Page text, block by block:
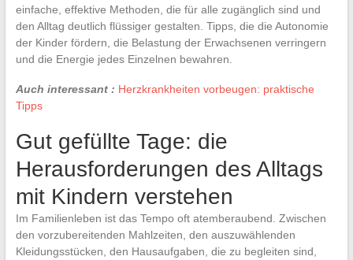
einfache, effektive Methoden, die für alle zugänglich sind und
den Alltag deutlich flüssiger gestalten. Tipps, die die Autonomie
der Kinder fördern, die Belastung der Erwachsenen verringern
und die Energie jedes Einzelnen bewahren.
Auch interessant : Herzkrankheiten vorbeugen: praktische
Tipps
Gut gefüllte Tage: die
Herausforderungen des Alltags
mit Kindern verstehen
Im Familienleben ist das Tempo oft atemberaubend. Zwischen
den vorzubereitenden Mahlzeiten, den auszuwählenden
Kleidungsstücken, den Hausaufgaben, die zu begleiten sind,